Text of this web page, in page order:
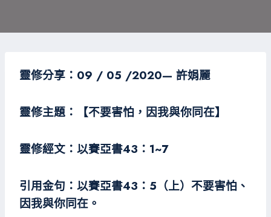
靈修分享：09 / 05 /2020— 許娟麗
靈修主題：【不要害怕，因我與你同在】
靈修經文：以賽亞書43：1~7
引用金句：以賽亞書43：5（上）不要害怕、
因我與你同在。